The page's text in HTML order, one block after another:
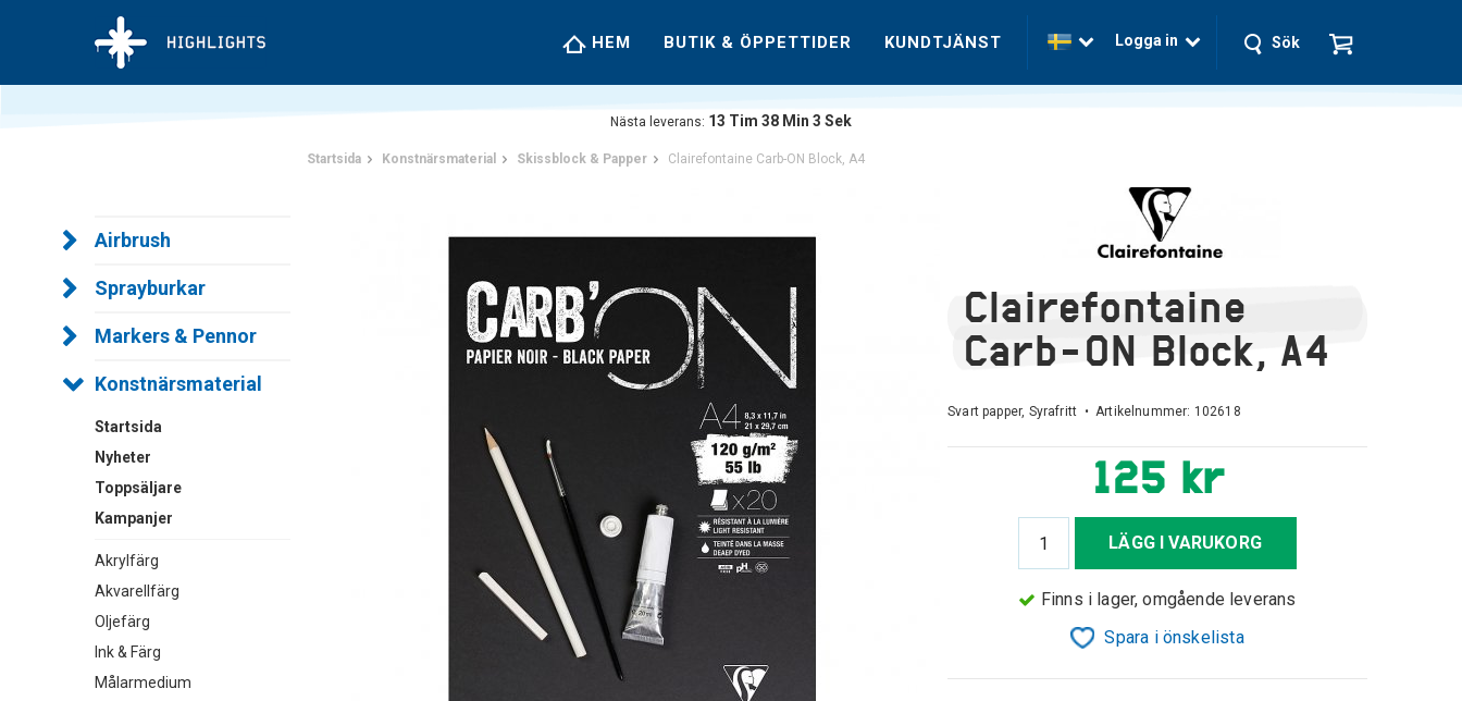
HEM BUTIK & ÖPPETTIDER KUNDTJÄNST Logga in Sök
Nästa leverans: 13 Tim 38 Min 3 Sek
Airbrush
Sprayburkar
Markers & Pennor
Konstnärsmaterial
Startsida
Nyheter
Toppsäljare
Kampanjer
Akrylfärg
Akvarellfärg
Oljefärg
Ink & Färg
Målarmedium
Startsida Konstnärsmaterial Skissblock & Papper Clairefontaine Carb-ON Block, A4
Clairefontaine
Carb-ON Block, A4
Svart papper, Syrafritt • Artikelnummer: 102618
125 kr
LÄGG I VARUKORG
Finns i lager, omgående leverans
Spara i önskelista